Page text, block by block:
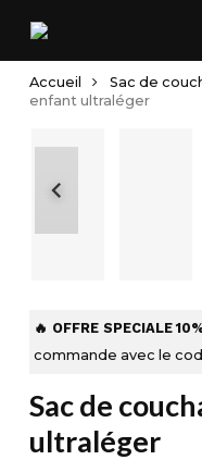
main
content
Accueil Sac de
enfant ultraléger
🔥 OFFRE SPECIALE
commande avec le
Sac de
ultraléger